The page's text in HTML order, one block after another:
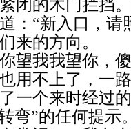
闭的木门拦挡
：“新入口，请
来的方向。
我我望你，傻
用不上了，一
一个来时经过
弯”的任何提